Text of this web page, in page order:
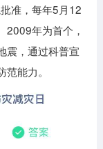
准，每年5月12
2009年为首个，
震，通过科普宣
能力。